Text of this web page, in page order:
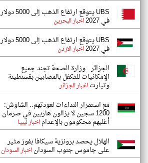
UBS يتوقع ارتفاع الذهب إلى 5000 دولار
في 2027 اخبار البحرين
UBS يتوقع ارتفاع الذهب إلى 5000 دولار
في 2027 اخبار الاردن
الجزائر.. وزارة الصحة تجند جميع
الإمكانيات للتكفل بالمصابين بقسنطينة
وتيارتاخبار الجزائر
مع استمرار النداءات لعودتهم.. الشاوش:
1200 سجين لا يزالون هاربين في صرمان
أغلبهم محكومون بالإعداماخبار ليبيا
الهلال يحصد برونزية سيكافا بفوز مثير
على جاموس جنوب السوداناخبار السودان